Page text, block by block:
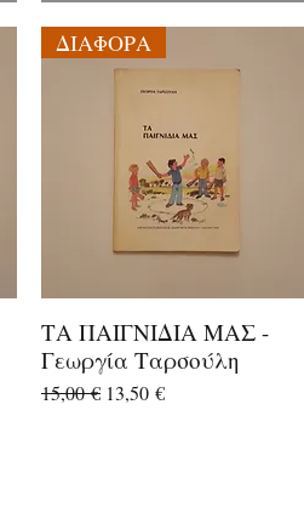
Γρήγορη προβολή
ΔΙΑΦΟΡΑ
ΤΑ ΠΑΙΓΝΙΔΙΑ ΜΑΣ -
Γεωργία Ταρσούλη
Κανονική τιμή
15,00 € Τιμή Έκπτωσης
13,50 €